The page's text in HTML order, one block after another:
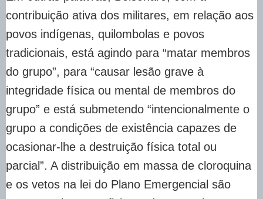
contribuição ativa dos militares, em relação aos
povos indígenas, quilombolas e povos
tradicionais, está agindo para “matar membros
do grupo”, para “causar lesão grave à
integridade física ou mental de membros do
grupo” e está submetendo “intencionalmente o
grupo a condições de existência capazes de
ocasionar-lhe a destruição física total ou
parcial”. A distribuição em massa de cloroquina
e os vetos na lei do Plano Emergencial são